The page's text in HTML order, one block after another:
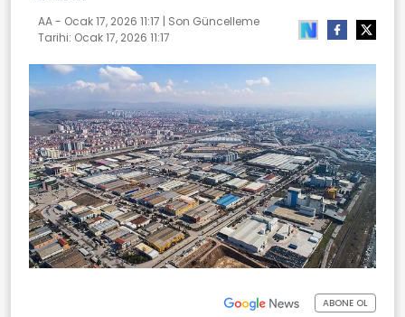
AA - Ocak 17, 2026 11:17 | Son Güncelleme
Tarihi: Ocak 17, 2026 11:17
ABONE OL